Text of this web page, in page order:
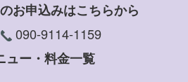
お申込みはこちらから
090-9114-1159
ュー・料金一覧